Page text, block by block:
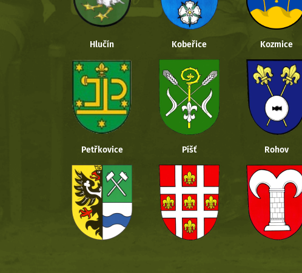
Hlučín Kobeřice Kozmice
Petřkovice Píšť Rohov